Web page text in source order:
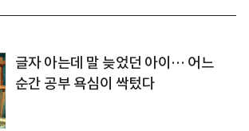
글자 아는데 말 늦었던 아이… 어느
순간 공부 욕심이 싹텄다